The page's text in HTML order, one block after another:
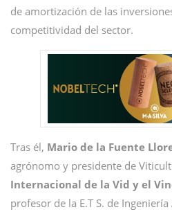
de amortización de las
competitividad del sector.
Tras él, Mario de la Fuente
agrónomo y presidente de
Internacional de la Vid y el
profesor de la E.T S. de